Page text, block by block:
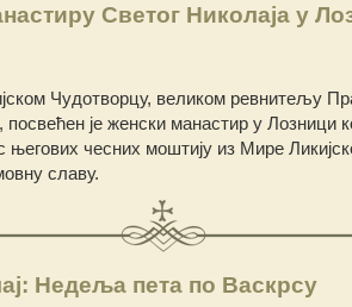
Светог Николаја у
Чудотворцу, великом ревнитељу
посвећен је женски манастир у Лозници
његових чесних моштију из Мире
славу.
Недеља пета по Васкрсу